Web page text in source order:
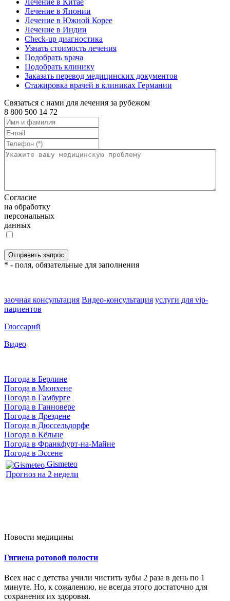
Лечение в Китае
Лечение в Японии
Лечение в Южной Корее
Лечение в Индии
Check-up диагностика
Узнать стоимость лечения
Подобрать врача
Подобрать клинику
Заказать перевод медицинских документов
Стажировка врачей в клиниках Германии
Связаться с нами для лечения за рубежом
8 800 500 14 72
Согласие
на обработку
персональных
данных
* - поля, обязательные для заполнения
заочная консультация Видео-консультация услуги для vip-
пациентов
Глоссарий
Видео
Погода в Берлине
Погода в Мюнхене
Погода в Гамбурге
Погода в Ганновере
Погода в Дрездене
Погода в Дюссельдорфе
Погода в Кёльне
Погода в Франкфурт-на-Майне
Погода в Эссене
Gismeteo
Прогноз на 2 недели
Новости медицины
Гигиена ротовой полости
Всех нас с детства учили чистить зубы 2 раза в день по 1
минуте. Но, к сожалению, не всегда этого достаточно для
сохранения их здоровья.